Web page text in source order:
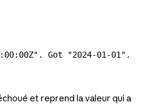
Got "2024-01-01".
et reprend la valeur qui a